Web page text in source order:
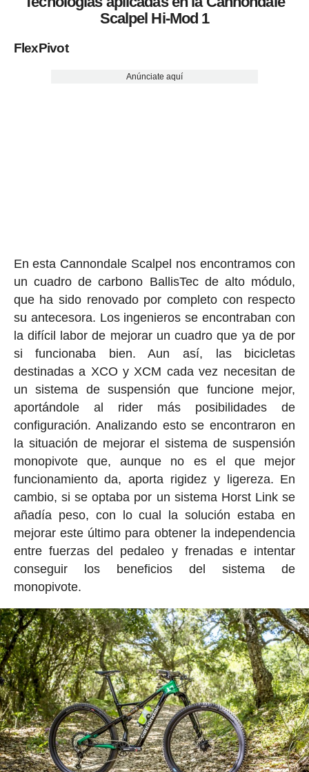
Scalpel Hi-Mod 1
FlexPivot
Anúnciate aquí
En esta Cannondale Scalpel nos encontramos con
un cuadro de carbono BallisTec de alto módulo,
que ha sido renovado por completo con respecto
su antecesora. Los ingenieros se encontraban con
la difícil labor de mejorar un cuadro que ya de por
si funcionaba bien. Aun así, las bicicletas
destinadas a XCO y XCM cada vez necesitan de
un sistema de suspensión que funcione mejor,
aportándole al rider más posibilidades de
configuración. Analizando esto se encontraron en
la situación de mejorar el sistema de suspensión
monopivote que, aunque no es el que mejor
funcionamiento da, aporta rigidez y ligereza. En
cambio, si se optaba por un sistema Horst Link se
añadía peso, con lo cual la solución estaba en
mejorar este último para obtener la independencia
entre fuerzas del pedaleo y frenadas e intentar
conseguir los beneficios del sistema de
monopivote.